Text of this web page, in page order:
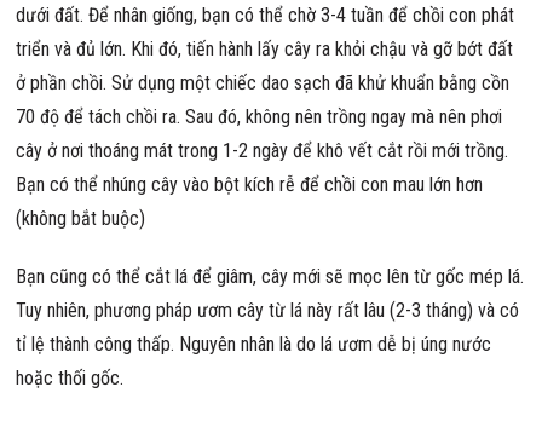
dưới đất. Để nhân giống, bạn có thể chờ 3-4 tuần để chồi con phát
triển và đủ lớn. Khi đó, tiến hành lấy cây ra khỏi chậu và gỡ bớt đất
ở phần chồi. Sử dụng một chiếc dao sạch đã khử khuẩn bằng cồn
70 độ để tách chồi ra. Sau đó, không nên trồng ngay mà nên phơi
cây ở nơi thoáng mát trong 1-2 ngày để khô vết cắt rồi mới trồng.
Bạn có thể nhúng cây vào bột kích rễ để chồi con mau lớn hơn
(không bắt buộc)
Bạn cũng có thể cắt lá để giâm, cây mới sẽ mọc lên từ gốc mép lá.
Tuy nhiên, phương pháp ươm cây từ lá này rất lâu (2-3 tháng) và có
tỉ lệ thành công thấp. Nguyên nhân là do lá ươm dễ bị úng nước
hoặc thối gốc.